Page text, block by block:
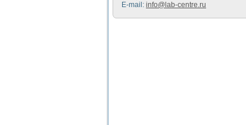
E-mail: info@lab-centre.ru